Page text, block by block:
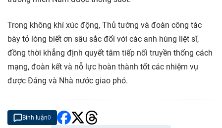
Trong không khí xúc động, Thủ tướng và đoàn công tác
bày tỏ lòng biết ơn sâu sắc đối với các anh hùng liệt sĩ,
đồng thời khẳng định quyết tâm tiếp nối truyền thống cách
mạng, đoàn kết và nỗ lực hoàn thành tốt các nhiệm vụ
được Đảng và Nhà nước giao phó.
Bình luận0